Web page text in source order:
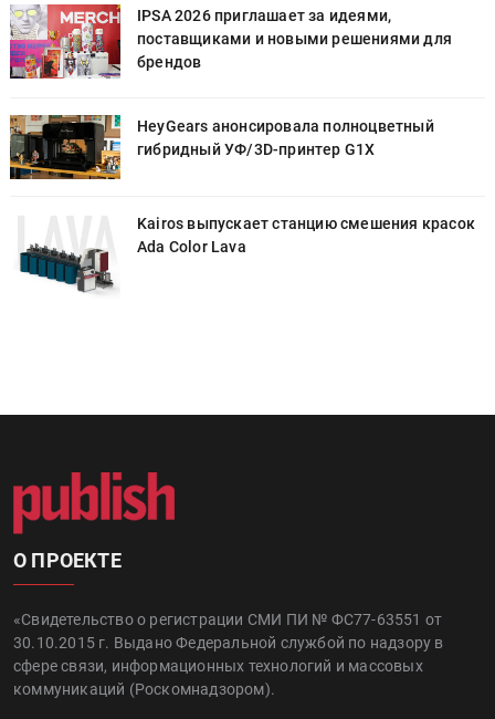
IPSA 2026 приглашает за идеями,
поставщиками и новыми решениями для
брендов
HeyGears анонсировала полноцветный
гибридный УФ/3D-принтер G1X
Kairos выпускает станцию смешения красок
Ada Color Lava
О ПРОЕКТЕ
«Свидетельство о регистрации СМИ ПИ № ФС77-63551 от
30.10.2015 г. Выдано Федеральной службой по надзору в
сфере связи, информационных технологий и массовых
коммуникаций (Роскомнадзором).